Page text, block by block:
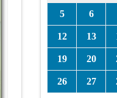
5 6
12 13
19 20
26 27